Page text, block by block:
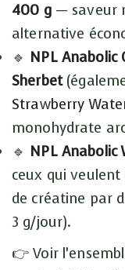
400 g— saveur
alternative
🔹 NPL
Sherbet
Strawberry
monohydrate
🔹 NPL Anabolic
ceux qui
de créatine par
3 g/jour).
👉 Voir